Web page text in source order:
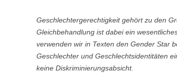
Geschlechtergerechtigkeit gehört zu den
Gleichbehandlung ist dabei ein
verwenden wir in Texten den Gender Star
Geschlechter und Geschlechtsidentitäten
keine Diskriminierungsabsicht.